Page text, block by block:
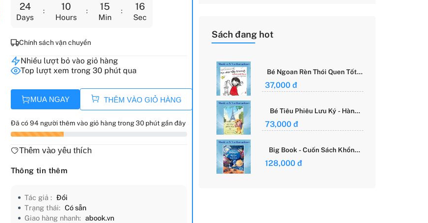
24
Days
10
Hours
15
Min
15
Sec
Chính sách vận chuyển
Nhiều lượt bỏ vào giỏ hàng
Top lượt xem trong 30 phút qua
MUA NGAY THÊM VÀO GIỎ HÀNG
Đã có 94 người thêm vào giỏ hàng trong 30 phút gần đây
Thêm vào yêu thích
Thông tin thêm
Tác giả : Đồi
Trạng thái: Có sẵn
Giao hàng nhanh: abook.vn
Sách đang hot
Bé Ngoan Rèn Thói Quen Tốt -
37,000 đ
Bé Tiêu Phiêu Lưu Ký - Hành
Giới Của Cô Gái Việt
73,000 đ
Big Book - Cuốn Sách Khổng
Hành Tinh (Tái Bản)
128,000 đ